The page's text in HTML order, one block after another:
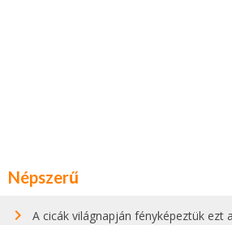
Népszerű
A cicák világnapján fényképeztük ezt a bokor